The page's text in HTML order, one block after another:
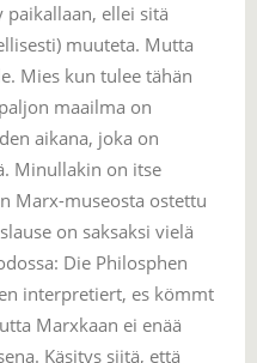
ellei sitä
muuteta. Mutta
Mies kun tulee tähän
maailma on
aikana, joka on
Minullakin on itse
Marx-museosta ostettu
on saksaksi vielä
Die Philosphen
interpretiert, es kömmt
Marxkaan ei enää
Käsitys siitä, että